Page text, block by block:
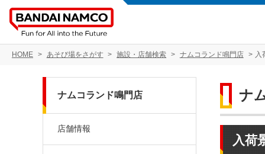
HOME あそび場をさがす 施設・店舗検索 ナムコランド鳴門店 入
ナ
入荷
ナムコランド鳴門店
店舗情報